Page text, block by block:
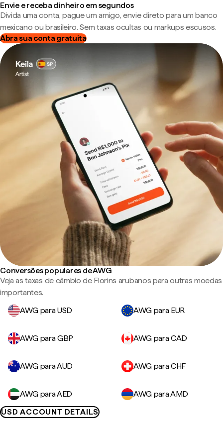
Envie e receba dinheiro em segundos
Divida uma conta, pague um amigo, envie direto para um banco
mexicano ou brasileiro. Sem taxas ocultas ou markups escusos.
Abra sua conta gratuita
Conversões populares de AWG
Veja as taxas de câmbio de Florins arubanos para outras moedas
importantes.
AWG para USD
AWG para EUR
AWG para GBP AWG para CAD
AWG para AUD AWG para CHF
AWG para AED
AWG para AMD
USD ACCOUNT DETAILS